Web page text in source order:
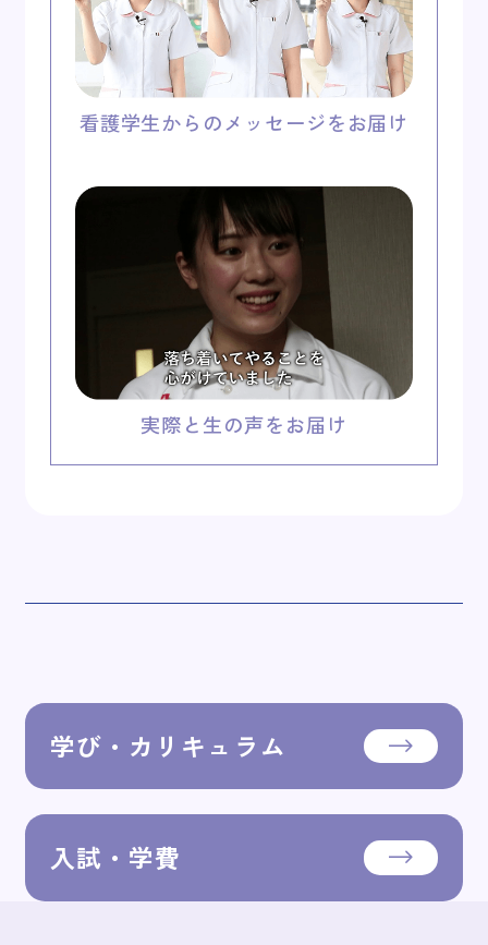
看護学生からのメッセージをお届け
実際と生の声をお届け
学び・カリキュラム
入試・学費